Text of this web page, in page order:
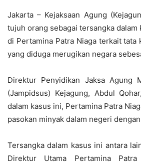
Jakarta – Kejaksaan Agung
tujuh orang sebagai tersangka dalam
di Pertamina Patra Niaga terkait tata
yang diduga merugikan negara
Direktur Penyidikan Jaksa Agung
(Jampidsus) Kejagung, Abdul
dalam kasus ini, Pertamina Patra
pasokan minyak dalam negeri
Tersangka dalam kasus ini antara
Direktur Utama Pertamina